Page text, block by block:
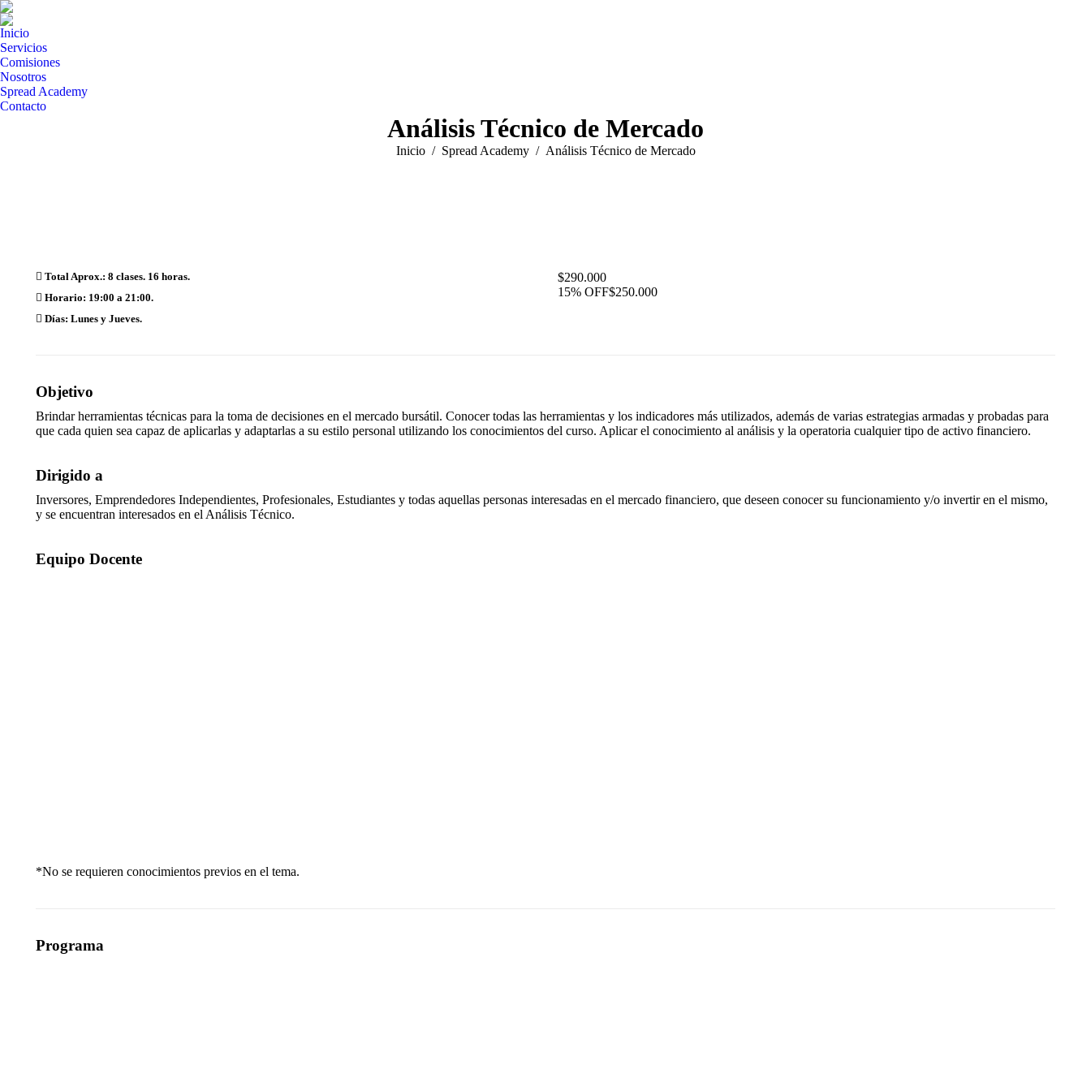
Inicio
Servicios
Comisiones
Nosotros
Spread Academy
Contacto
Análisis Técnico de Mercado
Estás aquí:
Inicio Spread Academy Análisis Técnico de Mercado
Total Aprox.: 8 clases. 16 horas.
Horario: 19:00 a 21:00.
Días: Lunes y Jueves.
$290.000
15% OFF$250.000
Objetivo
Brindar herramientas técnicas para la toma de decisiones en el mercado bursátil. Conocer todas las herramientas y los indicadores más utilizados, además de varias estrategias armadas y probadas para
que cada quien sea capaz de aplicarlas y adaptarlas a su estilo personal utilizando los conocimientos del curso. Aplicar el conocimiento al análisis y la operatoria cualquier tipo de activo financiero.
Dirigido a
Inversores, Emprendedores Independientes, Profesionales, Estudiantes y todas aquellas personas interesadas en el mercado financiero, que deseen conocer su funcionamiento y/o invertir en el mismo,
y se encuentran interesados en el Análisis Técnico.
Equipo Docente
*No se requieren conocimientos previos en el tema.
Programa